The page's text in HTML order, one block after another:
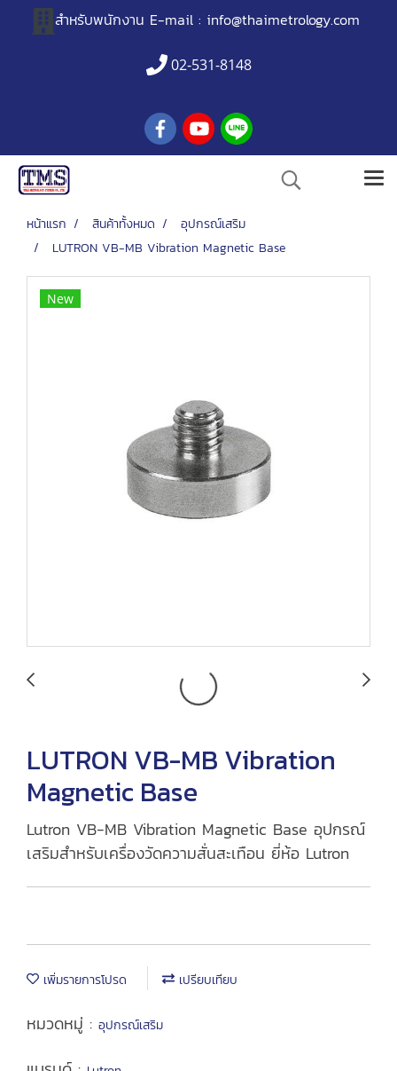
สำหรับพนักงาน E-mail : info@thaimetrology.com
02-531-8148
หน้าแรก สินค้าทั้งหมด
อุปกรณ์เสริม
LUTRON VB-MB Vibration Magnetic Base
New
LUTRON VB-MB Vibration
Magnetic Base
Lutron VB-MB Vibration Magnetic Base อุปกรณ์
เสริมสำหรับเครื่องวัดความสั่นสะเทือน ยี่ห้อ Lutron
เพิ่มรายการโปรด เปรียบเทียบ
หมวดหมู่ : อุปกรณ์เสริม